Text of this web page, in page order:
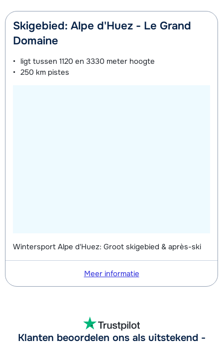
Skigebied: Alpe d'Huez - Le Grand
Domaine
ligt tussen 1120 en 3330 meter hoogte
250 km pistes
Wintersport Alpe d'Huez: Groot skigebied & après-ski
Meer informatie
Klanten beoordelen ons als uitstekend -